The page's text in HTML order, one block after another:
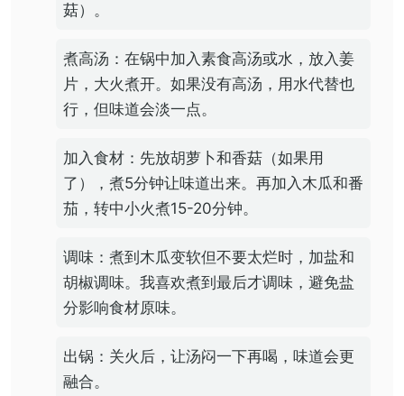
菇）。
煮高汤：在锅中加入素食高汤或水，放入姜
片，大火煮开。如果没有高汤，用水代替也
行，但味道会淡一点。
加入食材：先放胡萝卜和香菇（如果用
了），煮5分钟让味道出来。再加入木瓜和番
茄，转中小火煮15-20分钟。
调味：煮到木瓜变软但不要太烂时，加盐和
胡椒调味。我喜欢煮到最后才调味，避免盐
分影响食材原味。
出锅：关火后，让汤闷一下再喝，味道会更
融合。